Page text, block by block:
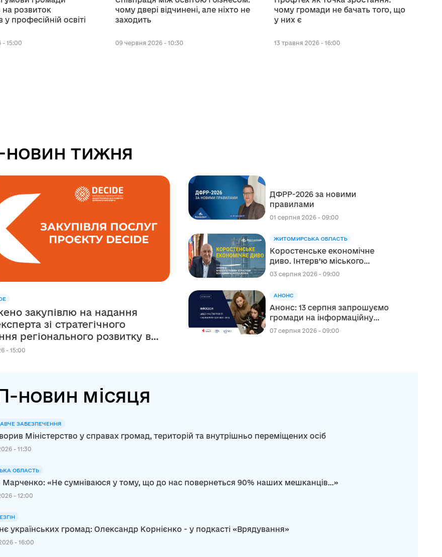
розвиток
у професійній освіті
- 15:00
чому двері відчинені, але ніхто не
заходить
09 червня 2026 - 10:30
чому громади не бачать того, що
у них є
13 травня 2026 - 16:00
тижня
закупівлю на надання
зі стратегічного
регіонального розвитку в
- 15:00
ДФРР-2026 за новими
правилами
01 серпня 2026 - 09:00
ЖИТОМИРСЬКА ОБЛАСТЬ
Коростенське економічне
диво. Інтерв’ю міського
голови Коростеня
03 серпня 2026 - 09:00
АНОНС
Анонс: 13 серпня запрошуємо
громади на інформаційну
сесію щодо участі в проєкті
07 серпня 2026 - 09:00
новин місяця
ЗАБЕЗПЕЧЕННЯ
Міністерство у справах громад, територій та внутрішньо переміщених осіб
- 11:30
ОБЛАСТЬ
Марченко: «Не сумніваюся у тому, що до нас повернеться 90% наших мешканців…»
- 12:00
українських громад: Олександр Корнієнко - у подкасті «Врядування»
- 16:00